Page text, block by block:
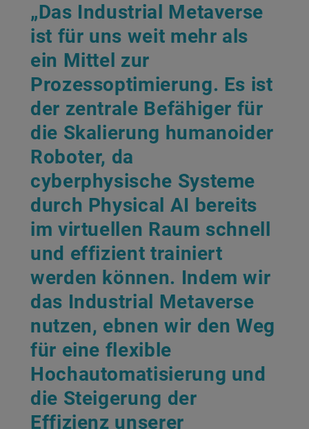
„Das Industrial Metaverse
ist für uns weit mehr als
ein Mittel zur
Prozessoptimierung. Es ist
der zentrale Befähiger für
die Skalierung humanoider
Roboter, da
cyberphysische Systeme
durch Physical AI bereits
im virtuellen Raum schnell
und effizient trainiert
werden können. Indem wir
das Industrial Metaverse
nutzen, ebnen wir den Weg
für eine flexible
Hochautomatisierung und
die Steigerung der
Effizienz unserer